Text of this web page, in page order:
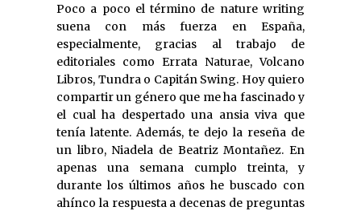
Poco a poco el término de nature writing
suena con más fuerza en España,
especialmente, gracias al trabajo de
editoriales como Errata Naturae, Volcano
Libros, Tundra o Capitán Swing. Hoy quiero
compartir un género que me ha fascinado y
el cual ha despertado una ansia viva que
tenía latente. Además, te dejo la reseña de
un libro, Niadela de Beatriz Montañez. En
apenas una semana cumplo treinta, y
durante los últimos años he buscado con
ahínco la respuesta a decenas de preguntas